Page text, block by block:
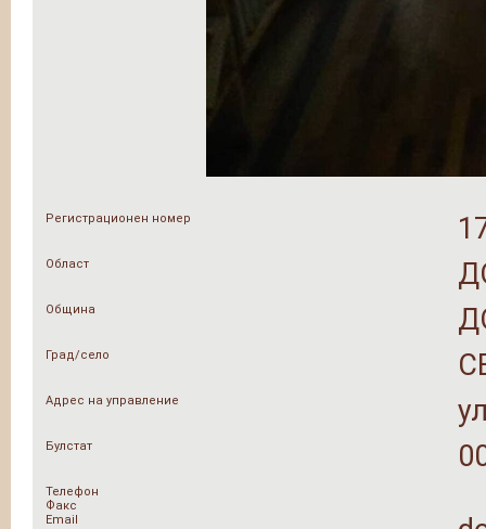
Регистрационен номер
Област
Община
Град/село
Адрес на управление
Булстат
Телефон
Факс
Email